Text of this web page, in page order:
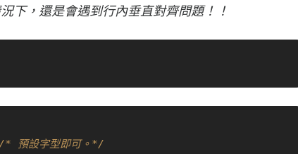
下，還是會遇到行內垂直對齊問題！！
/* 預設字型即可。*/